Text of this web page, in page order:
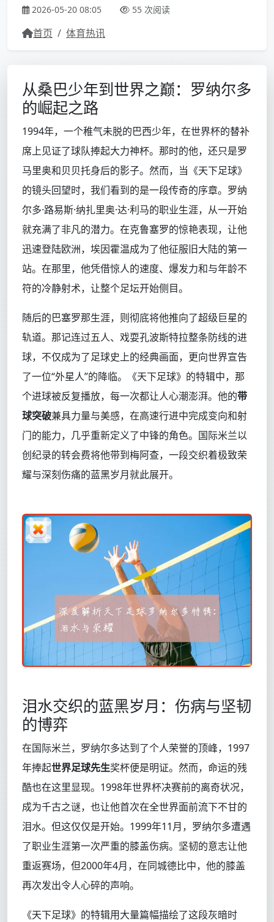
2026-05-20 08:05 55 次阅读
首页 / 体育热讯
从桑巴少年到世界之巅：罗纳尔多
的崛起之路
1994年，一个稚气未脱的巴西少年，在世界杯的替补
席上见证了球队捧起大力神杯。那时的他，还只是罗
马里奥和贝贝托身后的影子。然而，当《天下足球》
的镜头回望时，我们看到的是一段传奇的序章。罗纳
尔多·路易斯·纳扎里奥·达·利马的职业生涯，从一开始
就充满了非凡的潜力。在克鲁塞罗的惊艳表现，让他
迅速登陆欧洲，埃因霍温成为了他征服旧大陆的第一
站。在那里，他凭借惊人的速度、爆发力和与年龄不
符的冷静射术，让整个足坛开始侧目。
随后的巴塞罗那生涯，则彻底将他推向了超级巨星的
轨道。那记连过五人、戏耍孔波斯特拉整条防线的进
球，不仅成为了足球史上的经典画面，更向世界宣告
了一位“外星人”的降临。《天下足球》的特辑中，那
个进球被反复播放，每一次都让人心潮澎湃。他的带
球突破兼具力量与美感，在高速行进中完成变向和射
门的能力，几乎重新定义了中锋的角色。国际米兰以
创纪录的转会费将他带到梅阿查，一段交织着极致荣
耀与深刻伤痛的蓝黑岁月就此展开。
泪水交织的蓝黑岁月：伤病与坚韧
的博弈
在国际米兰，罗纳尔多达到了个人荣誉的顶峰，1997
年捧起世界足球先生奖杯便是明证。然而，命运的残
酷也在这里显现。1998年世界杯决赛前的离奇状况，
成为千古之谜，也让他首次在全世界面前流下不甘的
泪水。但这仅仅是开始。1999年11月，罗纳尔多遭遇
了职业生涯第一次严重的膝盖伤病。坚韧的意志让他
重返赛场，但2000年4月，在同城德比中，他的膝盖
再次发出令人心碎的声响。
《天下足球》的特辑用大量篇幅描绘了这段灰暗时